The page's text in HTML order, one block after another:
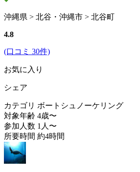
沖縄県 > 北谷・沖縄市 > 北谷町
4.8
(口コミ 30件)
お気に入り
シェア
カテゴリ ボートシュノーケリング
対象年齢 4歳〜
参加人数 1人〜
所要時間 約4時間